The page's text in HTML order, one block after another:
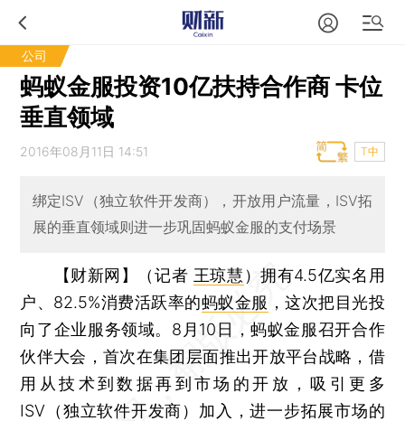
公司
蚂蚁金服投资10亿扶持合作商 卡位
垂直领域
2016年08月11日 14:51 T中
绑定ISV（独立软件开发商），开放用户流量，ISV拓
展的垂直领域则进一步巩固蚂蚁金服的支付场景
【财新网】（记者 王琼慧 ）拥有4.5亿实名用
户、82.5%消费活跃率的蚂蚁金服 ，这次把目光投
向了企业服务领域。8月10日，蚂蚁金服召开合作
伙伴大会，首次在集团层面推出开放平台战略，借
用从技术到数据再到市场的开放，吸引更多
ISV（独立软件开发商）加入，进一步拓展市场的